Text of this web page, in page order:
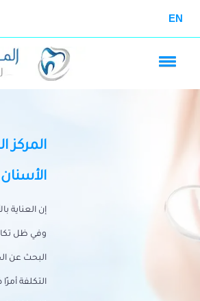
EN
المركز
الأسنان
إن العناية
وفي ظل
البحث عن
التكلفة